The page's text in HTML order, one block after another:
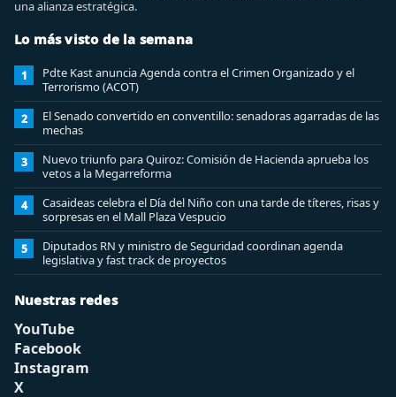
una alianza estratégica.
Lo más visto de la semana
1
Pdte Kast anuncia Agenda contra el Crimen Organizado y el
Terrorismo (ACOT)
2
El Senado convertido en conventillo: senadoras agarradas de las
mechas
3
Nuevo triunfo para Quiroz: Comisión de Hacienda aprueba los
vetos a la Megarreforma
4
Casaideas celebra el Día del Niño con una tarde de títeres, risas y
sorpresas en el Mall Plaza Vespucio
5
Diputados RN y ministro de Seguridad coordinan agenda
legislativa y fast track de proyectos
Nuestras redes
YouTube
Facebook
Instagram
X